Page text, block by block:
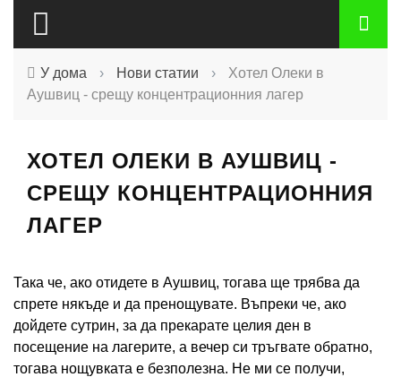
У дома › Нови статии ›
Хотел Олеки в
Аушвиц - срещу концентрационния лагер
ХОТЕЛ ОЛЕКИ В АУШВИЦ -
СРЕЩУ КОНЦЕНТРАЦИОННИЯ
ЛАГЕР
Така че, ако отидете в Аушвиц, тогава ще трябва да
спрете някъде и да пренощувате. Въпреки че, ако
дойдете сутрин, за да прекарате целия ден в
посещение на лагерите, а вечер си тръгвате обратно,
тогава нощувката е безполезна. Не ми се получи,